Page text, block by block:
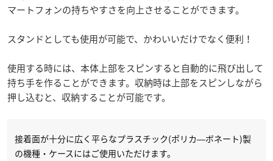
マートフォンの持ちやすさを向上させることができます。
スタンドとしても使用が可能で、かわいいだけでなく便利！
使用する時には、本体上部をスピンすると自動的に飛び出して
持ち手を作ることができます。収納時は上部をスピンしながら
押し込むと、収納することが可能です。
接着面が十分に広く平らなプラスチック(ポリカ―ボネート)製
の機種・ケースにはご使用いただけます。